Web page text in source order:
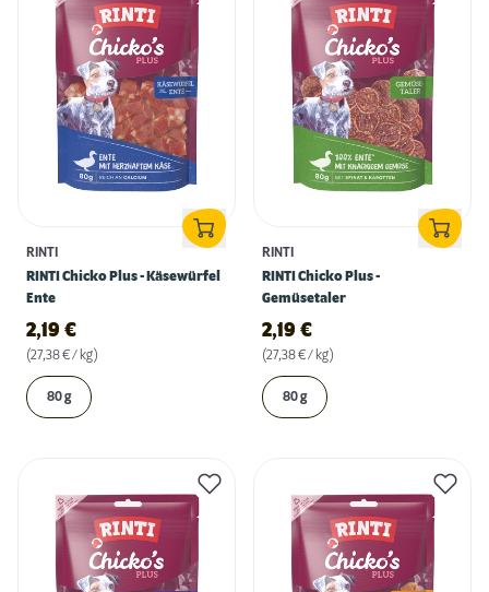
RINTI
RINTI Chicko Plus - Käsewürfel
Ente
2,19 €
(27,38 € / kg)
80 g
RINTI
RINTI Chicko Plus -
Gemüsetaler
2,19 €
(27,38 € / kg)
80 g